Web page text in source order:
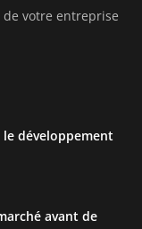
de votre entreprise
développement
avant de